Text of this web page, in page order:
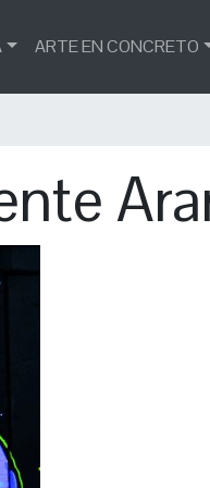
ARTE EN CONCRETO